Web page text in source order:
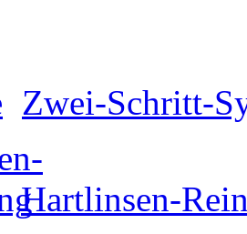
Zwei-Schritt-
Hartlinsen-